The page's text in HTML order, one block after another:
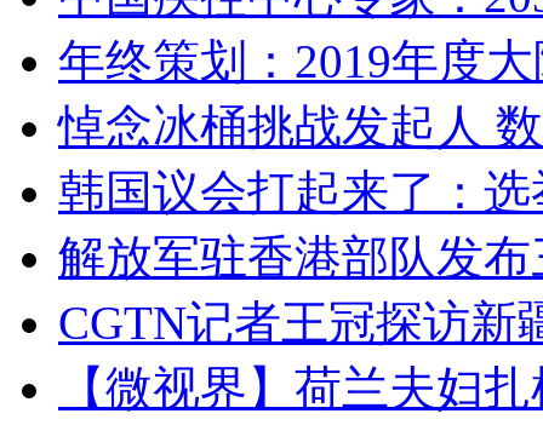
年终策划：2019年度
悼念冰桶挑战发起人
韩国议会打起来了：
解放军驻香港部队发
CGTN记者王冠探访新
【微视界】荷兰夫妇